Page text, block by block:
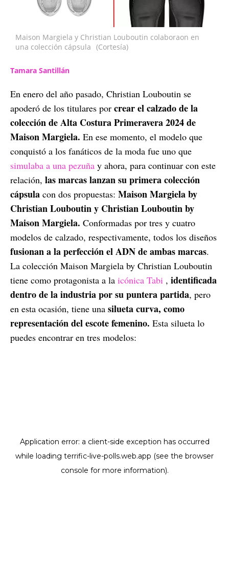
Maison Margiela y Christian Louboutin colaboraon en
una colección cápsula (Cortesía)
Tamara Santillán
En enero del año pasado, Christian Louboutin se
apoderó de los titulares por crear el calzado de la
colección de Alta Costura Primeravera 2024 de
Maison Margiela. En ese momento, el modelo que
conquistó a los fanáticos de la moda fue uno que
simulaba a una pezuña y ahora, para continuar con este
relación, las marcas lanzan su primera colección
cápsula con dos propuestas: Maison Margiela by
Christian Louboutin y Christian Louboutin by
Maison Margiela. Conformadas por tres y cuatro
modelos de calzado, respectivamente, todos los diseños
fusionan a la perfección el ADN de ambas marcas.
La colección Maison Margiela by Christian Louboutin
tiene como protagonista a la icónica Tabi , identificada
dentro de la industria por su puntera partida, pero
en esta ocasión, tiene una silueta curva, como
representación del escote femenino. Esta silueta lo
puedes encontrar en tres modelos: